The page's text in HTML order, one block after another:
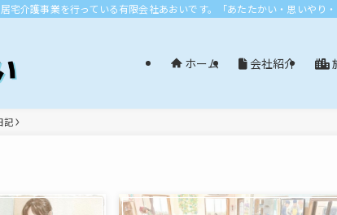
宅介護事業を行っている有限会社あおいです。「あたたかい・思いやり
ホーム 会社紹介
記